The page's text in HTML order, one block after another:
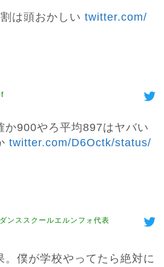
は頭おかしい twitter.com/
か900やろ平均897はヤバい
twitter.com/D6Octk/status/
ンススクールエルンフォ代表
。僕が学校やってたら絶対に